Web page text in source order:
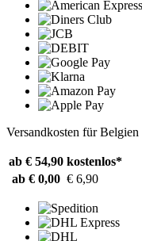
Versandkosten für Belgien
ab € 54,90 kostenlos*
ab € 0,00 € 6,90